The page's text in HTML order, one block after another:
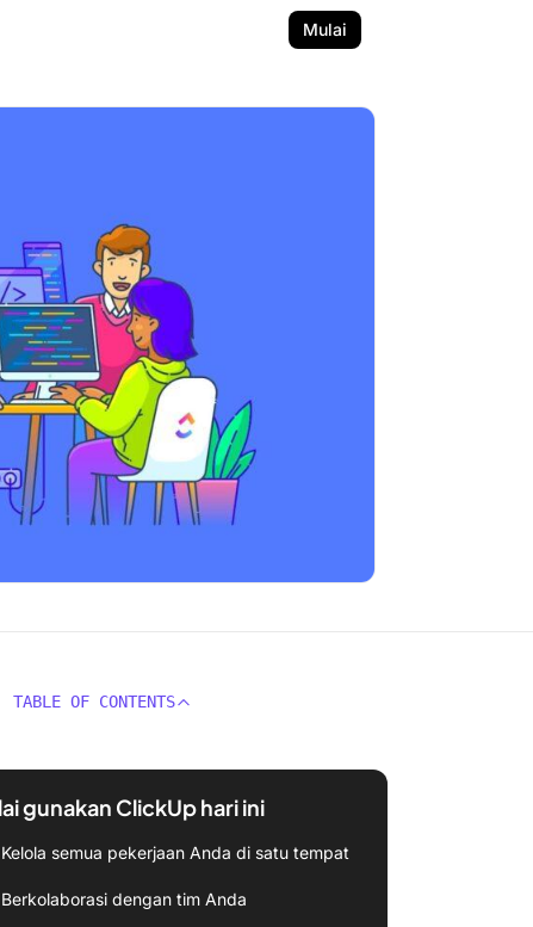
Mulai
TABLE OF CONTENTS
gunakan ClickUp hari ini
Kelola semua pekerjaan Anda di satu tempat
Berkolaborasi dengan tim Anda